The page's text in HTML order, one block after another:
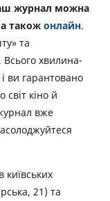
журнал можна
також онлайн.
та
Всього хвилина-
ви гарантовано
кіно й
вже
21) та